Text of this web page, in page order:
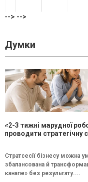
--> -->
Думки
«2-3 тижні марудної
проводити стратегічну
Стратсесії бізнесу можна
збалансована й
канапе» без результату....